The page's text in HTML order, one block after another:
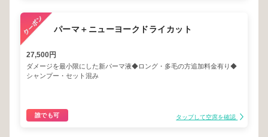
パーマ＋ニューヨークドライカット
27,500円
ダメージを最小限にした新パーマ液◆ロング・多毛の方追加料金有り◆
シャンプー・セット混み
誰でも可 タップして空席を確認